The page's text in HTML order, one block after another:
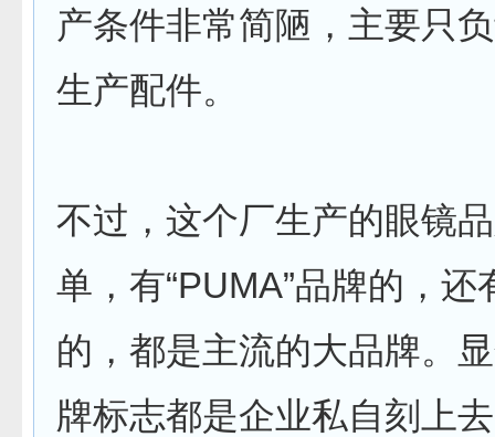
产条件非常简陋，主要只
生产配件。
不过，这个厂生产的眼镜
单，有“PUMA”品牌的，还
的，都是主流的大品牌。
牌标志都是企业私自刻上